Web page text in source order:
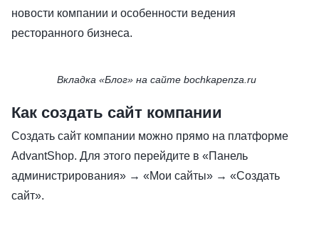
новости компании и особенности ведения
ресторанного бизнеса.
Вкладка «Блог» на сайте bochkapenza.ru
Как создать сайт компании
Создать сайт компании можно прямо на платформе
AdvantShop. Для этого перейдите в «Панель
администрирования» → «Мои сайты» → «Создать
сайт».